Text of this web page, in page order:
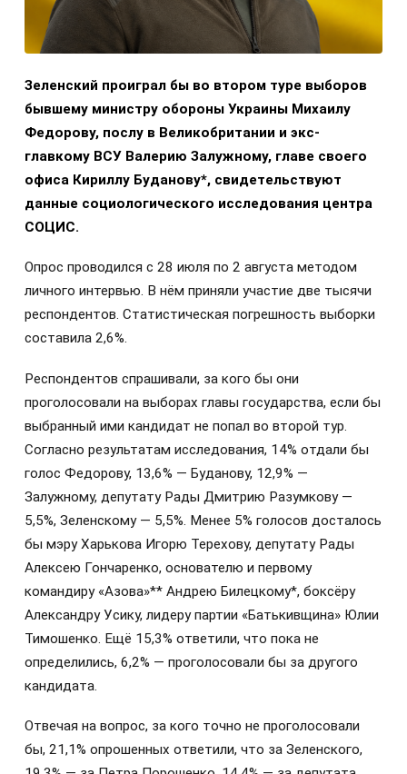
Зеленский проиграл бы во втором туре выборов
бывшему министру обороны Украины Михаилу
Федорову, послу в Великобритании и экс-
главкому ВСУ Валерию Залужному, главе своего
офиса Кириллу Буданову*, свидетельствуют
данные социологического исследования центра
СОЦИС.
Опрос проводился с 28 июля по 2 августа методом
личного интервью. В нём приняли участие две тысячи
респондентов. Статистическая погрешность выборки
составила 2,6%.
Респондентов спрашивали, за кого бы они
проголосовали на выборах главы государства, если бы
выбранный ими кандидат не попал во второй тур.
Согласно результатам исследования, 14% отдали бы
голос Федорову, 13,6% — Буданову, 12,9% —
Залужному, депутату Рады Дмитрию Разумкову —
5,5%, Зеленскому — 5,5%. Менее 5% голосов досталось
бы мэру Харькова Игорю Терехову, депутату Рады
Алексею Гончаренко, основателю и первому
командиру «Азова»** Андрею Билецкому*, боксёру
Александру Усику, лидеру партии «Батькивщина» Юлии
Тимошенко. Ещё 15,3% ответили, что пока не
определились, 6,2% — проголосовали бы за другого
кандидата.
Отвечая на вопрос, за кого точно не проголосовали
бы, 21,1% опрошенных ответили, что за Зеленского,